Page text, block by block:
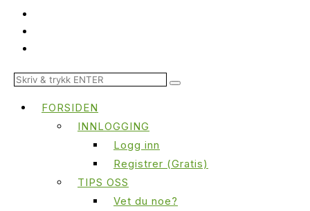
FORSIDEN
INNLOGGING
Logg inn
Registrer (Gratis)
TIPS OSS
Vet du noe?